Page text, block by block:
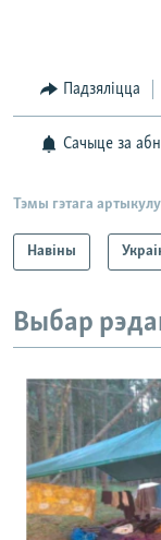
Падзяліцца
Сачыце за
Тэмы гэтага артыкулу
Навіны
Выбар